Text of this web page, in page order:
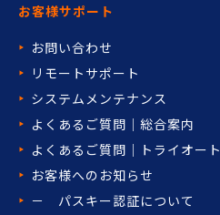
お客様サポート
お問い合わせ
リモートサポート
システムメンテナンス
よくあるご質問｜総合案内
よくあるご質問｜トライオート
お客様へのお知らせ
－ パスキー認証について